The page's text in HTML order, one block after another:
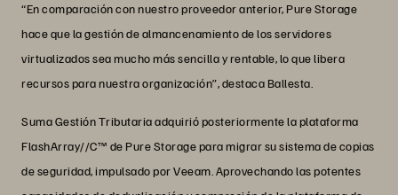
“En comparación con nuestro proveedor anterior, Pure Storage
hace que la gestión de almancenamiento de los servidores
virtualizados sea mucho más sencilla y rentable, lo que libera
recursos para nuestra organización”, destaca Ballesta.
Suma Gestión Tributaria adquirió posteriormente la plataforma
FlashArray//C™ de Pure Storage para migrar su sistema de copias
de seguridad, impulsado por Veeam. Aprovechando las potentes